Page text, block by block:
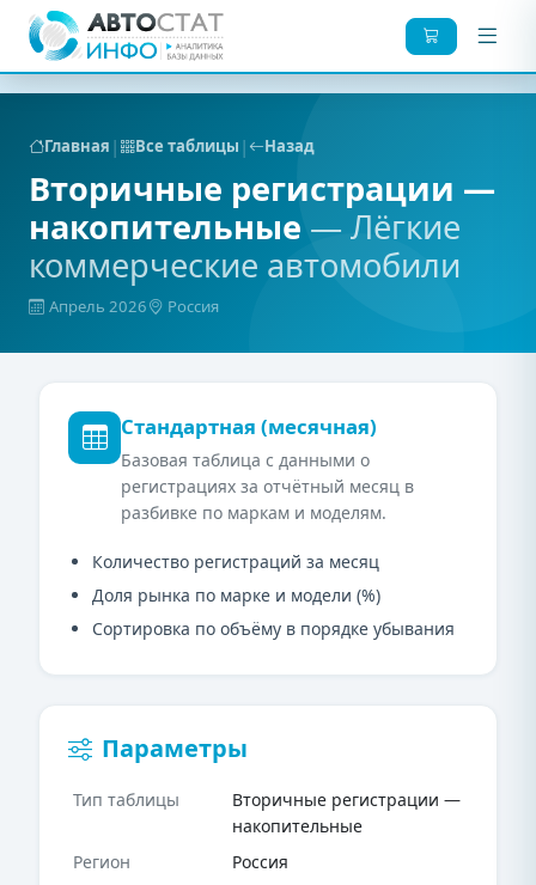
Главная | Все таблицы | Назад
Вторичные регистрации —
накопительные — Лёгкие
коммерческие автомобили
Апрель 2026 Россия
Стандартная (месячная)
Базовая таблица с данными о
регистрациях за отчётный месяц в
разбивке по маркам и моделям.
Количество регистраций за месяц
Доля рынка по марке и модели (%)
Сортировка по объёму в порядке убывания
Параметры
Тип таблицы
Вторичные регистрации —
накопительные
Регион
Россия